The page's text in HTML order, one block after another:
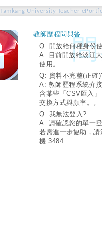
Tamkang University Teacher
教師歷程問與答:
Q: 開放給何種身份
A: 目前開放給淡江
使用。
Q: 資料不完整(正確
A: 教師歷程系統介
含某些「CSV匯入
交換方式與頻率。。
Q: 我無法登入?
A: 請確認您的單一
若需進一步協助，
機:3484